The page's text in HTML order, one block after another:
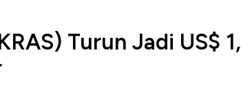
Turun Jadi US$